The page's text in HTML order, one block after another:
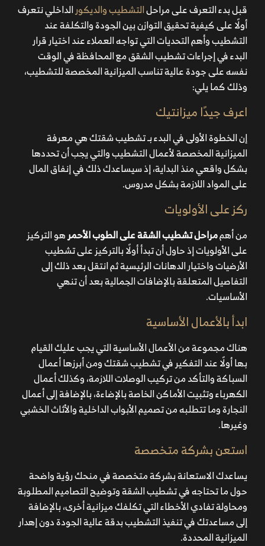
قبل بدء التعرف على مراحلالتشطيب والديكورالداخلي نتعرف
أولًا على كيفية تحقيق التوازن بين الجودة والتكلفة عند
التشطيب وأهم التحديات التي تواجه العملاء عند اختيار قرار
البدء في إجراءات تشطيب الشقق مع المحافظة في الوقت
نفسه على جودة عالية تناسب الميزانية المخصصة للتشطيب،
وذلك كما يلي:
اعرف جيدًا ميزانتيك
إن الخطوة الأولى في البدء بـ تشطيب شقتك هي معرفة
الميزانية المخصصة لأعمال التشطيب والتي يجب أن تحددها
بشكل واقعي منذ البداية، إذ سيساعدك ذلك في إنفاق المال
على المواد اللازمة بشكل مدروس.
ركز على الأولويات
من أهممراحل تشطيب الشقة على الطوب الأحمرهو التركيز
على الأولويات إذ حاول أن تبدأ أولًا بالتركيز على تشطيب
الأرضيات واختيار الدهانات الرئيسية ثم انتقل بعد ذلك إلى
التفاصيل المتعلقة بالإضافات الجمالية بعد أن تنهي
الأساسيات.
ابدأ بالأعمال الأساسية
هناك مجموعة من الأعمال الأساسية التي يجب عليك القيام
بها أولًا عند التفكير في تشطيب شقتك ومن أبرزها أعمال
السباكة والتأكد من تركيب الوصلات اللازمة، وكذلك أعمال
الكهرباء وتثبيت الأماكن الخاصة بالإضاءة، بالإضافة إلى أعمال
النجارة وما تتطلبه من تصميم الأبواب الداخلية والأثاث الخشبي
وغيرها.
استعن بشركة متخصصة
يساعدك الاستعانة بشركة متخصصة في منحك رؤية واضحة
حول ما تحتاجه في تشطيب الشقة وتوضيح التصاميم المطلوبة
ومحاولة تفادي الأخطاء التي تكلفك ميزانية أخرى، بالإضافة
إلى مساعدتك في تنفيذ التشطيب بدقة عالية الجودة دون إهدار
الميزانية المحددة.